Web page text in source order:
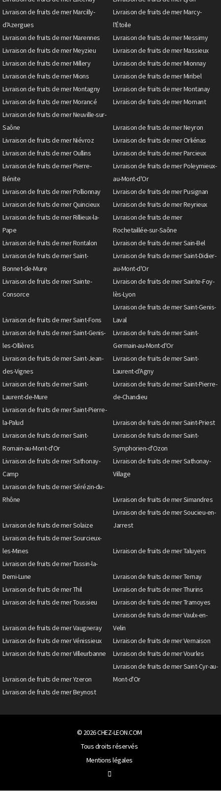
Livraison de fruits de mer Marcilly-
d'Azergues
Livraison de fruits de mer Marcy-
l'Étoile
Livraison de fruits de mer Marennes
Livraison de fruits de mer Messimy
Livraison de fruits de mer Meyzieu
Livraison de fruits de mer Massieux
Livraison de fruits de mer Millery
Livraison de fruits de mer Mionnay
Livraison de fruits de mer Mions
Livraison de fruits de mer Miribel
Livraison de fruits de mer Montagny
Livraison de fruits de mer Montanay
Livraison de fruits de mer Morancé
Livraison de fruits de mer Mornant
Livraison de fruits de mer Neuville-sur-
Saône
Livraison de fruits de mer Neyron
Livraison de fruits de mer Niévroz
Livraison de fruits de mer Orliénas
Livraison de fruits de mer Oullins
Livraison de fruits de mer Parcieux
Livraison de fruits de mer Pierre-
Bénite
Livraison de fruits de mer Poleymieux-
au-Mont-d'Or
Livraison de fruits de mer Pollionnay
Livraison de fruits de mer Pusignan
Livraison de fruits de mer Quincieux
Livraison de fruits de mer Reyrieux
Livraison de fruits de mer Rillieux-la-
Pape
Livraison de fruits de mer
Rochetaillée-sur-Saône
Livraison de fruits de mer Rontalon
Livraison de fruits de mer Sain-Bel
Livraison de fruits de mer Saint-
Bonnet-de-Mure
Livraison de fruits de mer Saint-Didier-
au-Mont-d'Or
Livraison de fruits de mer Sainte-
Consorce
Livraison de fruits de mer Sainte-Foy-
lès-Lyon
Livraison de fruits de mer Saint-Fons
Livraison de fruits de mer Saint-Genis-
Laval
Livraison de fruits de mer Saint-Genis-
les-Ollières
Livraison de fruits de mer Saint-
Germain-au-Mont-d'Or
Livraison de fruits de mer Saint-Jean-
des-Vignes
Livraison de fruits de mer Saint-
Laurent-d'Agny
Livraison de fruits de mer Saint-
Laurent-de-Mure
Livraison de fruits de mer Saint-Pierre-
de-Chandieu
Livraison de fruits de mer Saint-Pierre-
la-Palud
Livraison de fruits de mer Saint-Priest
Livraison de fruits de mer Saint-
Romain-au-Mont-d'Or
Livraison de fruits de mer Saint-
Symphorien-d'Ozon
Livraison de fruits de mer Sathonay-
Camp
Livraison de fruits de mer Sathonay-
Village
Livraison de fruits de mer Sérézin-du-
Rhône
Livraison de fruits de mer Simandres
Livraison de fruits de mer Solaize
Livraison de fruits de mer Soucieu-en-
Jarrest
Livraison de fruits de mer Sourcieux-
les-Mines
Livraison de fruits de mer Taluyers
Livraison de fruits de mer Tassin-la-
Demi-Lune
Livraison de fruits de mer Ternay
Livraison de fruits de mer Thil
Livraison de fruits de mer Thurins
Livraison de fruits de mer Toussieu
Livraison de fruits de mer Tramoyes
Livraison de fruits de mer Vaugneray
Livraison de fruits de mer Vaulx-en-
Velin
Livraison de fruits de mer Vénissieux
Livraison de fruits de mer Vernaison
Livraison de fruits de mer Villeurbanne
Livraison de fruits de mer Vourles
Livraison de fruits de mer Yzeron
Livraison de fruits de mer Saint-Cyr-au-
Mont-d'Or
Livraison de fruits de mer Beynost
© 2026CHEZ-LEON.COM
Tous droits réservés
Mentions légales